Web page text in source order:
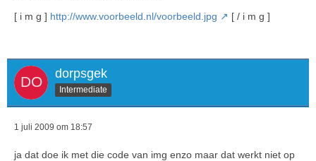
[ i m g ] http://www.voorbeeld.nl/voorbeeld.jpg [ / i m g ]
dorpsgek
Intermediate
1 juli 2009 om 18:57
ja dat doe ik met die code van img enzo maar dat werkt niet op